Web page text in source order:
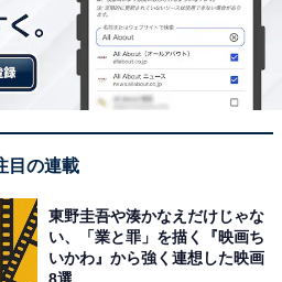
目の連載
東野圭吾や湊かなえだけじゃな
い、「業と罪」を描く『映画ち
いかわ』から強く連想した映画